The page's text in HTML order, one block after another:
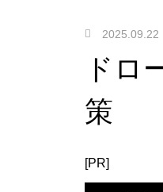
2025.09.22
ドロ
策
[PR]